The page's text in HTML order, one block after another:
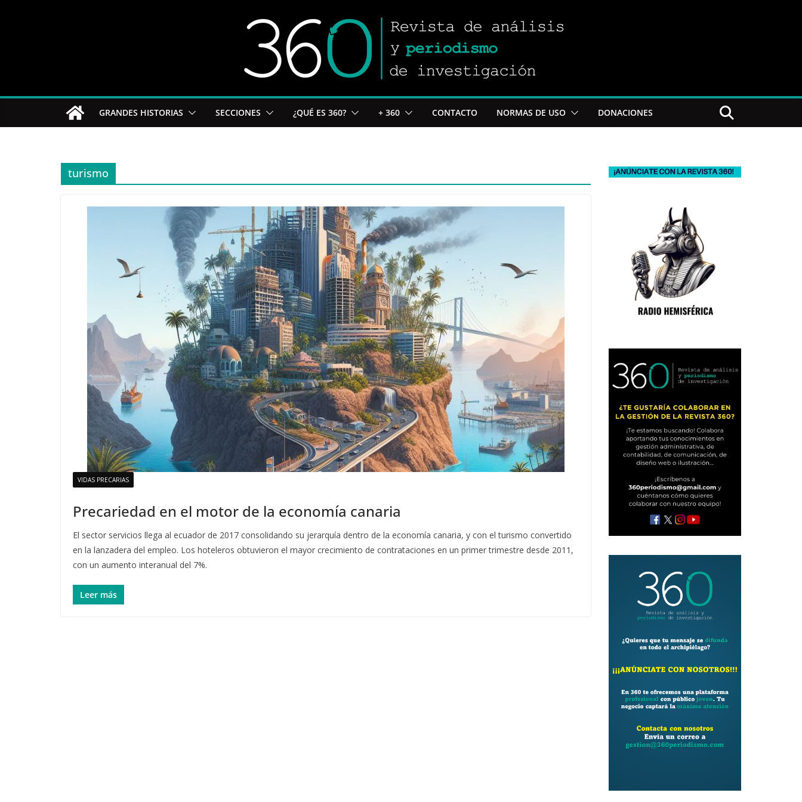
GRANDES HISTORIAS SECCIONES ¿QUÉ ES 360? + 360 CONTACTO NORMAS DE USO DONACIONES
turismo
VIDAS PRECARIAS
Precariedad en el motor de la economía canaria
El sector servicios llega al ecuador de 2017 consolidando su jerarquía dentro de la economía canaria, y con el turismo convertido
en la lanzadera del empleo. Los hoteleros obtuvieron el mayor crecimiento de contrataciones en un primer trimestre desde 2011,
con un aumento interanual del 7%.
Leer más